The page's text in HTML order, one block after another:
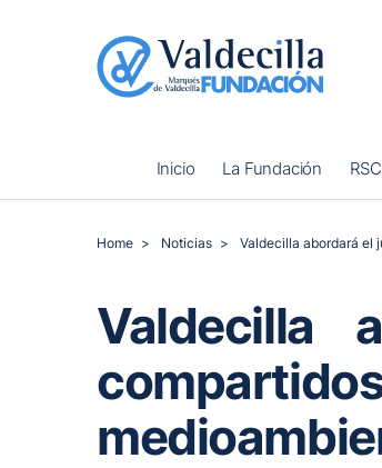
Inicio La Fundación RSC
Home Noticias Valdecilla abordará el
Valdecilla